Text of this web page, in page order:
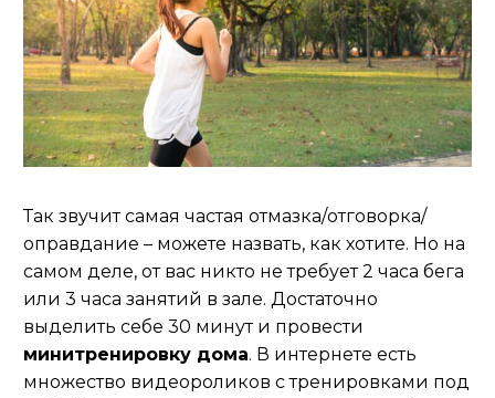
Так звучит самая частая отмазка/отговорка/
оправдание – можете назвать, как хотите. Но на
самом деле, от вас никто не требует 2 часа бега
или 3 часа занятий в зале. Достаточно
выделить себе 30 минут и провести
минитренировку дома. В интернете есть
множество видеороликов с тренировками под